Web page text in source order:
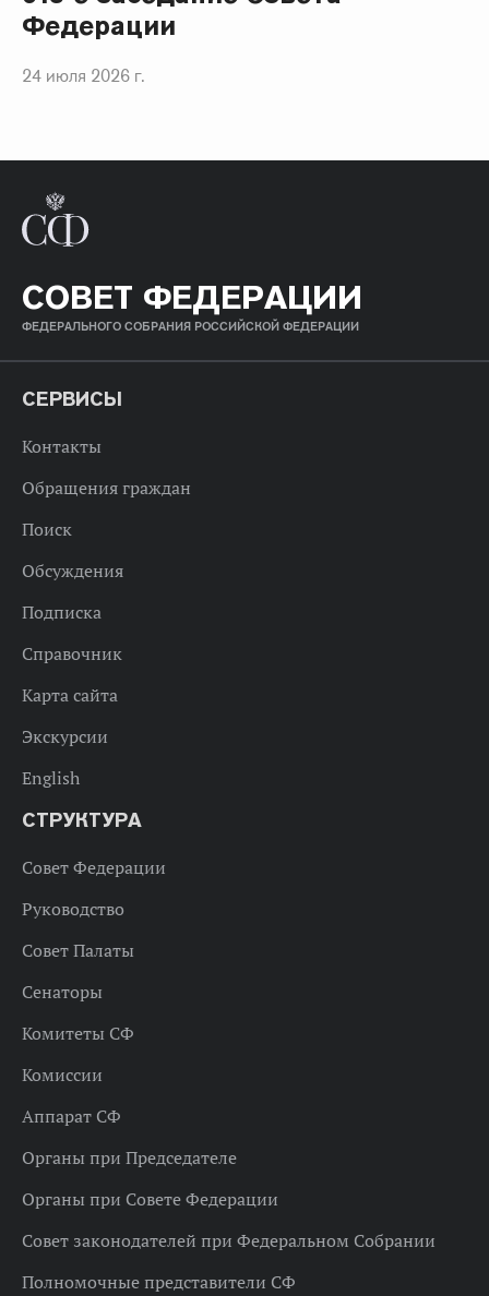
Федерации
24 июля 2026 г.
СОВЕТ ФЕДЕРАЦИИ
ФЕДЕРАЛЬНОГО СОБРАНИЯ РОССИЙСКОЙ ФЕДЕРАЦИИ
СЕРВИСЫ
Контакты
Обращения граждан
Поиск
Обсуждения
Подписка
Справочник
Карта сайта
Экскурсии
English
СТРУКТУРА
Совет Федерации
Руководство
Совет Палаты
Сенаторы
Комитеты СФ
Комиссии
Аппарат СФ
Органы при Председателе
Органы при Совете Федерации
Совет законодателей при Федеральном Собрании
Полномочные представители СФ